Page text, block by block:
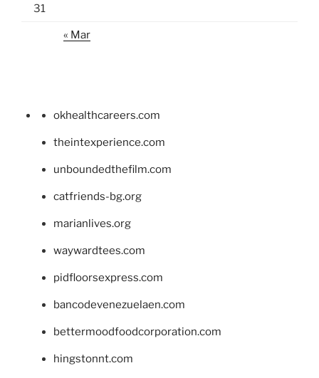
31
« Mar
okhealthcareers.com
theintexperience.com
unboundedthefilm.com
catfriends-bg.org
marianlives.org
waywardtees.com
pidfloorsexpress.com
bancodevenezuelaen.com
bettermoodfoodcorporation.com
hingstonnt.com